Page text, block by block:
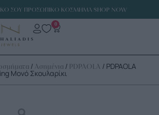
ΣΟΥ ΠΡΟΣΩΠΙΚΟ ΚΟΣΜΗΜΑ SHOP NOW
0
/ Ασημένια / PDPAOLA / PDPAOLA
Μονό Σκουλαρίκι